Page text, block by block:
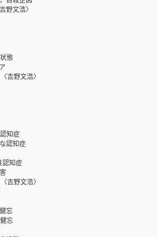
文浩〉
態
野文浩〉
症
知症
知症
野文浩〉
忘
忘